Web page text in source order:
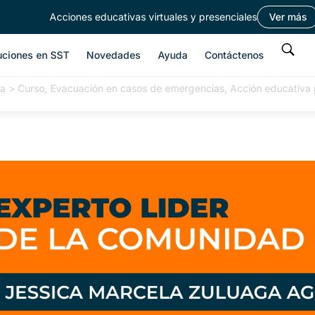
Acciones educativas virtuales y presenciales Ver más
en SST Novedades Ayuda Contáctenos
> Curso, Evacuación en casos de emergencias, Acción